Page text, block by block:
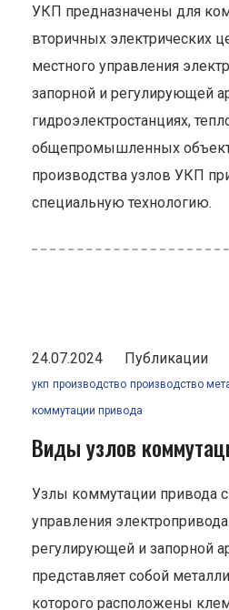
УКП предназначены для
вторичных электрических
местного управления
запорной и регулирующей
гидроэлектростанциях,
общепромышленных
производства узлов УКП
специальную технологию.
24.07.2024 Публикации
укп производство производство
коммутации привода
Виды узлов
Узлы коммутации привода
управления
регулирующей и запорной
представляет собой
которого расположены